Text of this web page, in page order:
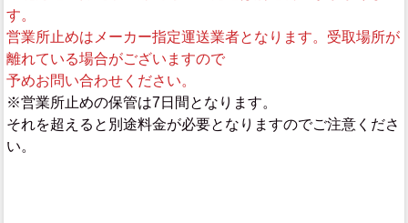
す。
営業所止めはメーカー指定運送業者となります。受取場所が
離れている場合がございますので
予めお問い合わせください。
※営業所止めの保管は7日間となります。
それを超えると別途料金が必要となりますのでご注意くださ
い。